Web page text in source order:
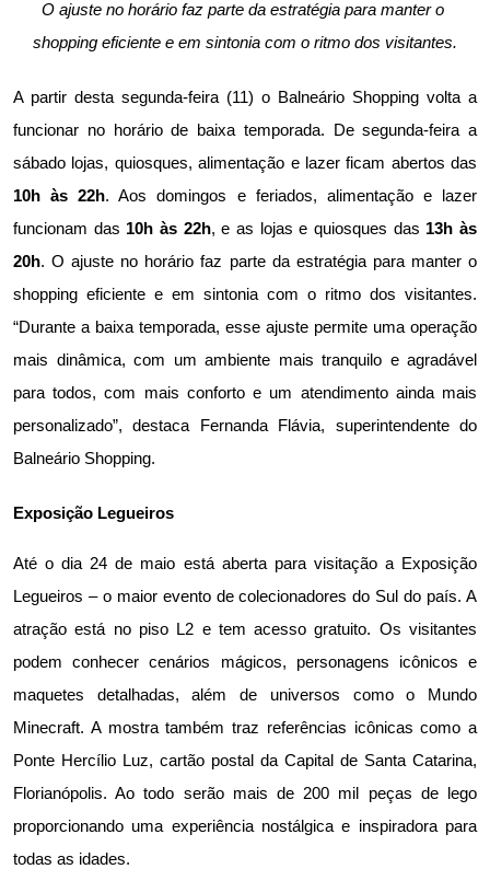
O ajuste no horário faz parte da estratégia para manter o
shopping eficiente e em sintonia com o ritmo dos visitantes.
A partir desta segunda-feira (11) o Balneário Shopping volta a
funcionar no horário de baixa temporada. De segunda-feira a
10h às 22h. Aos domingos e feriados, alimentação e lazer
funcionam das 10h às 22h, e as lojas e quiosques das 13h às
20h. O ajuste no horário faz parte da estratégia para manter o
shopping eficiente e em sintonia com o ritmo dos visitantes.
“Durante a baixa temporada, esse ajuste permite uma operação
mais dinâmica, com um ambiente mais tranquilo e agradável
para todos, com mais conforto e um atendimento ainda mais
personalizado”, destaca Fernanda Flávia, superintendente do
Balneário Shopping.
Exposição Legueiros
Até o dia 24 de maio está aberta para visitação a Exposição
Legueiros – o maior evento de colecionadores do Sul do país. A
atração está no piso L2 e tem acesso gratuito. Os visitantes
podem conhecer cenários mágicos, personagens icônicos e
maquetes detalhadas, além de universos como o Mundo
Minecraft. A mostra também traz referências icônicas como a
Ponte Hercílio Luz, cartão postal da Capital de Santa Catarina,
Florianópolis. Ao todo serão mais de 200 mil peças de lego
proporcionando uma experiência nostálgica e inspiradora para
todas as idades.